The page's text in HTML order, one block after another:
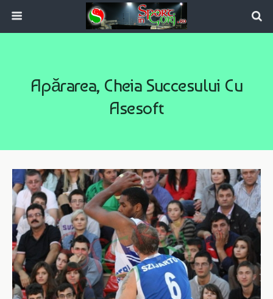
Apărarea, Cheia Succesului Cu
Asesoft